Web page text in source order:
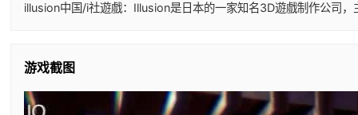
illusion中国/i社遊戲：Illusion是日本的一家知名3D遊戲制作公司
游戏截图